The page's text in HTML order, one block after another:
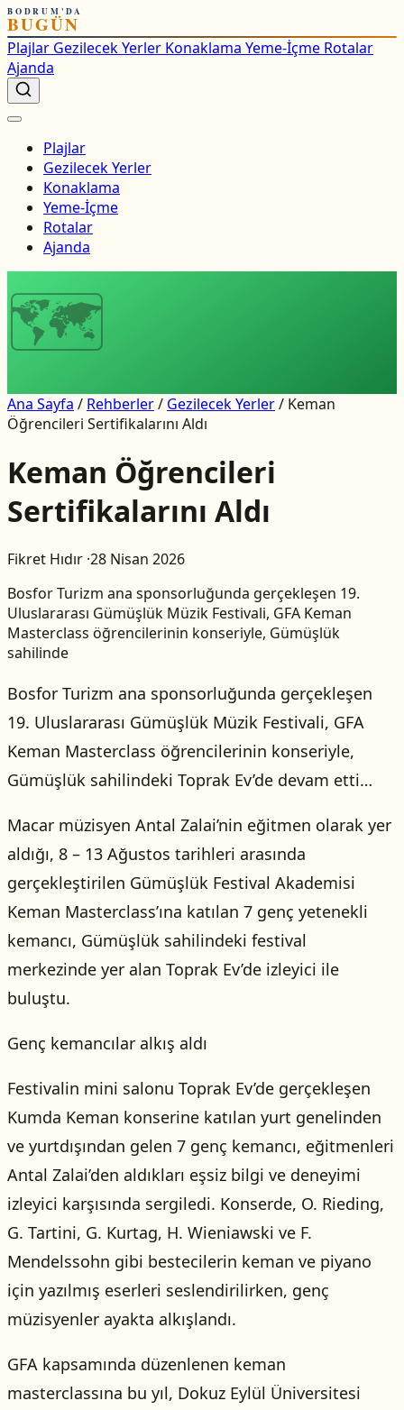
BODRUM'DA
BUGÜN
Plajlar Gezilecek Yerler Konaklama Yeme-İçme Rotalar
Ajanda
Plajlar
Gezilecek Yerler
Konaklama
Yeme-İçme
Rotalar
Ajanda
🗺
Ana Sayfa / Rehberler/ Gezilecek Yerler/ Keman
Öğrencileri Sertifikalarını Aldı
Keman Öğrencileri
Sertifikalarını Aldı
Fikret Hıdır ·28 Nisan 2026
Bosfor Turizm ana sponsorluğunda gerçekleşen 19.
Uluslararası Gümüşlük Müzik Festivali, GFA Keman
Masterclass öğrencilerinin konseriyle, Gümüşlük
sahilinde
Bosfor Turizm ana sponsorluğunda gerçekleşen
19. Uluslararası Gümüşlük Müzik Festivali, GFA
Keman Masterclass öğrencilerinin konseriyle,
Gümüşlük sahilindeki Toprak Ev’de devam etti…
Macar müzisyen Antal Zalai’nin eğitmen olarak yer
aldığı, 8 – 13 Ağustos tarihleri arasında
gerçekleştirilen Gümüşlük Festival Akademisi
Keman Masterclass’ına katılan 7 genç yetenekli
kemancı, Gümüşlük sahilindeki festival
merkezinde yer alan Toprak Ev’de izleyici ile
buluştu.
Genç kemancılar alkış aldı
Festivalin mini salonu Toprak Ev’de gerçekleşen
Kumda Keman konserine katılan yurt genelinden
ve yurtdışından gelen 7 genç kemancı, eğitmenleri
Antal Zalai’den aldıkları eşsiz bilgi ve deneyimi
izleyici karşısında sergiledi. Konserde, O. Rieding,
G. Tartini, G. Kurtag, H. Wieniawski ve F.
Mendelssohn gibi bestecilerin keman ve piyano
için yazılmış eserleri seslendirilirken, genç
müzisyenler ayakta alkışlandı.
GFA kapsamında düzenlenen keman
masterclassına bu yıl, Dokuz Eylül Üniversitesi